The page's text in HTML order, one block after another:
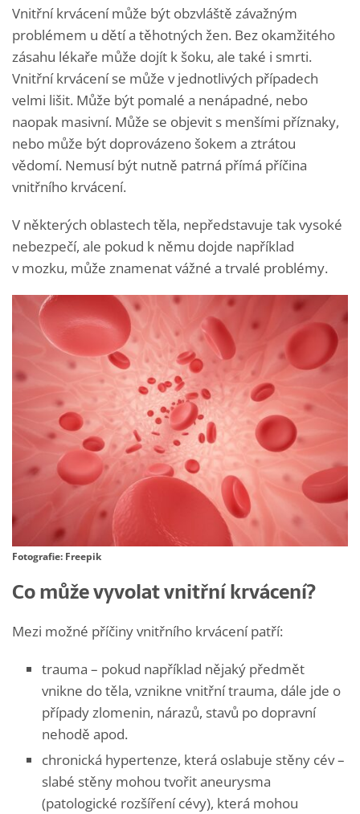
Vnitřní krvácení může být obzvláště závažným
problémem u dětí a těhotných žen. Bez okamžitého
zásahu lékaře může dojít k šoku, ale také i smrti.
Vnitřní krvácení se může v jednotlivých případech
velmi lišit. Může být pomalé a nenápadné, nebo
naopak masivní. Může se objevit s menšími příznaky,
nebo může být doprovázeno šokem a ztrátou
vědomí. Nemusí být nutně patrná přímá příčina
vnitřního krvácení.
V některých oblastech těla, nepředstavuje tak vysoké
nebezpečí, ale pokud k němu dojde například
v mozku, může znamenat vážné a trvalé problémy.
Fotografie: Freepik
Co může vyvolat vnitřní krvácení?
Mezi možné příčiny vnitřního krvácení patří:
trauma – pokud například nějaký předmět
vnikne do těla, vznikne vnitřní trauma, dále jde o
případy zlomenin, nárazů, stavů po dopravní
nehodě apod.
chronická hypertenze, která oslabuje stěny cév –
slabé stěny mohou tvořit aneurysma
(patologické rozšíření cévy), která mohou